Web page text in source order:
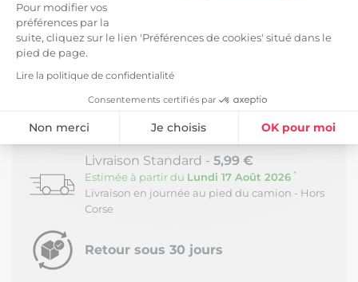
Pour modifier vos
préférences par la
suite, cliquez sur le lien 'Préférences de cookies' situé dans le
pied de page.
Lire la politique de confidentialité
Consentements certifiés par
Non merci Je choisis OK pour moi
Plateforme de Gestion du Consentement : Personnalisez vos
Notre plateforme vous permet d'adapter et de gérer vos
Fabriqué en bois d'acacia, offrant robustesse et
un grain de bois naturel pour un design soigné.
Faciles à entretenir, ces ustensiles ajouteront
une touche pratique et rustique à votre cuisine.
Dimensions : 30 x 6,5 x H1,2cm.
LIVRAISON ET RETOURS
Livraison Standard - 5,99 €
Estimée à partir du Lundi 17 Août 2026 *
Livraison en journée au pied du camion - Hors
Corse
Retour sous 30 jours